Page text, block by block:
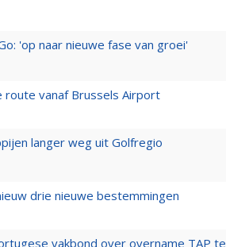
'op naar nieuwe fase van groei'
route vanaf Brussels Airport
langer weg uit Golfregio
drie nieuwe bestemmingen
vakbond over overname TAP te